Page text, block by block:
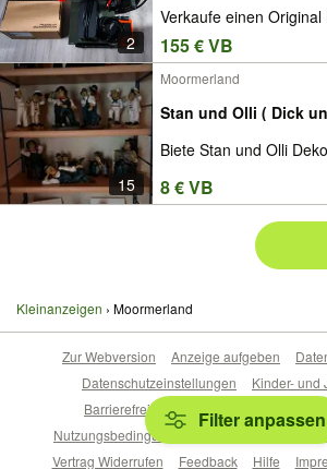
2
Verkaufe einen Original
155 € VB
15
Moormerland
Stan und Olli (
Biete Stan und Olli
8 € VB
Kleinanzeigen Moormerland
Filter anpassen
Zur Webversion Anzeige aufgeben
Datenschutzeinstellungen
Kinder- und
Barrierefreiheitserklärung
Nutzungsbedingungen
Beliebte Suchen
Vertrag Widerrufen
Feedback Hilfe